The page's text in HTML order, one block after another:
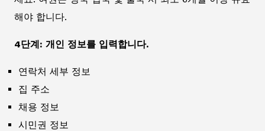
해야 합니다.
4단계: 개인 정보를 입력합니다.
연락처 세부 정보
집 주소
채용 정보
시민권 정보